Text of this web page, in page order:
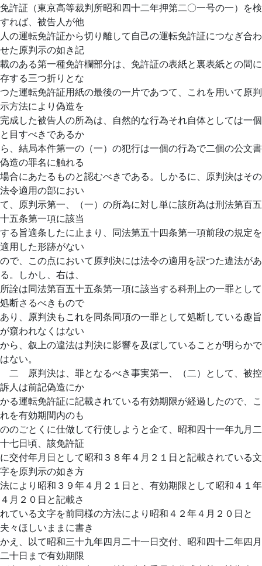
免許証（東京高等裁判所昭和四十二年押第二〇一号の一）を検
すれば、被告人が他
人の運転免許証から切り離して自己の運転免許証につなぎ合わ
せた原判示の如き記
載のある第一種免許欄部分は、免許証の表紙と裏表紙との間に
存する三つ折りとな
つた運転免許証用紙の最後の一片であつて、これを用いて原判
示方法により偽造を
完成した被告人の所為は、自然的な行為それ自体としては一個
と目すべきであるか
ら、結局本件第一の（一）の犯行は一個の行為で二個の公文書
偽造の罪名に触れる
場合にあたるものと認むべきである。しかるに、原判決はその
法令適用の部におい
て、原判示第一、（一）の所為に対し単に該所為は刑法第百五
十五条第一項に該当
する旨適条したに止まり、同法第五十四条第一項前段の規定を
適用した形跡がない
ので、この点において原判決には法令の適用を誤つた違法があ
る。しかし、右は、
所詮は同法第百五十五条第一項に該当する科刑上の一罪として
処断さるべきもので
あり、原判決もこれを同条同項の一罪として処断している趣旨
が窺われなくはない
から、叙上の違法は判決に影響を及ぼしていることが明らかで
はない。
二 原判決は、罪となるべき事実第一、（二）として、被控
訴人は前記偽造にか
かる運転免許証に記載されている有効期限が経過したので、こ
れを有効期間内のも
ののごとくに仕做して行使しようと企て、昭和四十一年九月二
十七日頃、該免許証
に交付年月日として昭和３８年４月２１日と記載されている文
字を原判示の如き方
法により昭和３９年４月２１日と、有効期限として昭和４１年
４月２０日と記載さ
れている文字を前同様の方法により昭和４２年４月２０日と
夫々ほしいままに書き
かえ、以て昭和三十九年四月二十一日交付、昭和四十二年四月
二十日まで有効期限